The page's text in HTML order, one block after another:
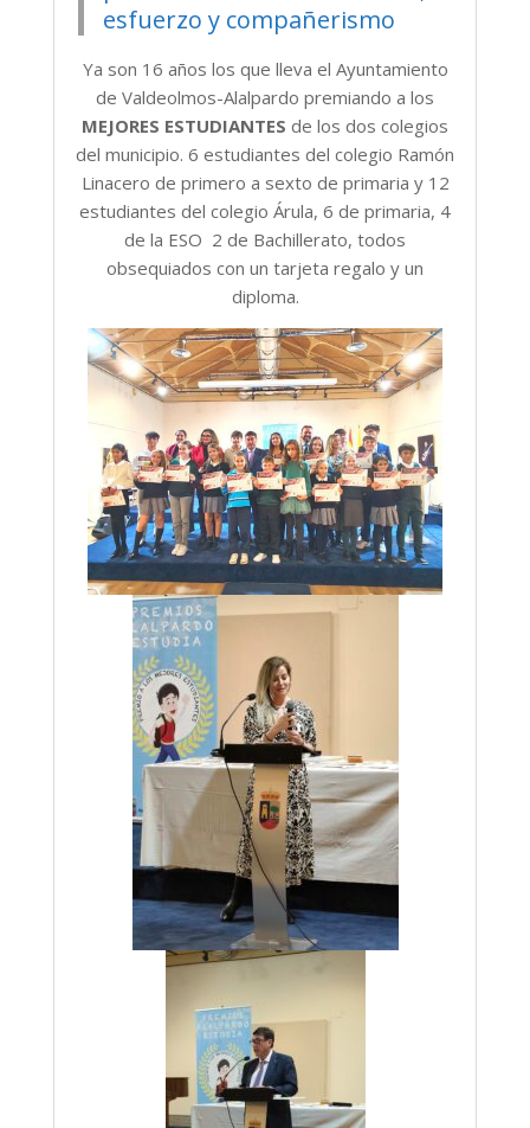
esfuerzo y compañerismo
Ya son 16 años los que lleva el Ayuntamiento
de Valdeolmos-Alalpardo premiando a los
MEJORES ESTUDIANTES de los dos colegios
del municipio. 6 estudiantes del colegio Ramón
Linacero de primero a sexto de primaria y 12
estudiantes del colegio Árula, 6 de primaria, 4
de la ESO 2 de Bachillerato, todos
obsequiados con un tarjeta regalo y un
diploma.